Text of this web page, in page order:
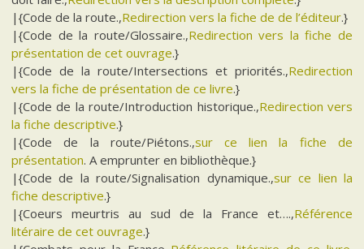
|{Code de la route.,Redirection vers la fiche de de l’éditeur.}
|{Code de la route/Glossaire.,Redirection vers la fiche de
présentation de cet ouvrage.}
|{Code de la route/Intersections et priorités.,Redirection
vers la fiche de présentation de ce livre.}
|{Code de la route/Introduction historique.,Redirection vers
la fiche descriptive.}
|{Code de la route/Piétons.,sur ce lien la fiche de
présentation. A emprunter en bibliothèque.}
|{Code de la route/Signalisation dynamique.,sur ce lien la
fiche descriptive.}
|{Coeurs meurtris au sud de la France et….,Référence
litéraire de cet ouvrage.}